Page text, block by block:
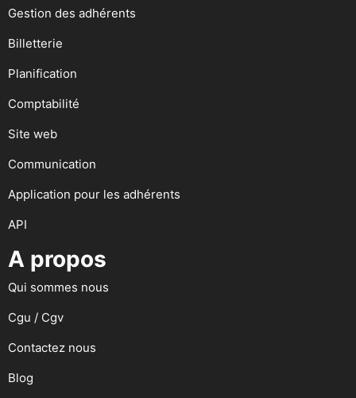
Gestion des adhérents
Billetterie
Planification
Comptabilité
Site web
Communication
Application pour les adhérents
API
A propos
Qui sommes nous
Cgu / Cgv
Contactez nous
Blog